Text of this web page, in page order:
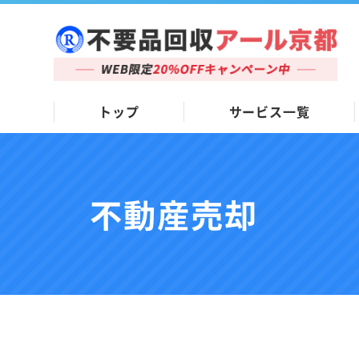
トップ サービス一覧
不動産売却